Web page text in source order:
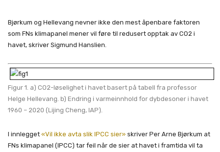
Bjørkum og Hellevang nevner ikke den mest åpenbare faktoren
som FNs klimapanel mener vil føre til redusert opptak av CO2 i
havet, skriver Sigmund Hanslien.
Figur 1. a) CO2-løselighet i havet basert på tabell fra professor
Helge Hellevang. b) Endring i varmeinnhold for dybdesoner i havet
1960 – 2020 (Lijing Cheng, IAP).
I innlegget «Vil ikke avta slik IPCC sier» skriver Per Arne Bjørkum at
FNs klimapanel (IPCC) tar feil når de sier at havet i framtida vil ta